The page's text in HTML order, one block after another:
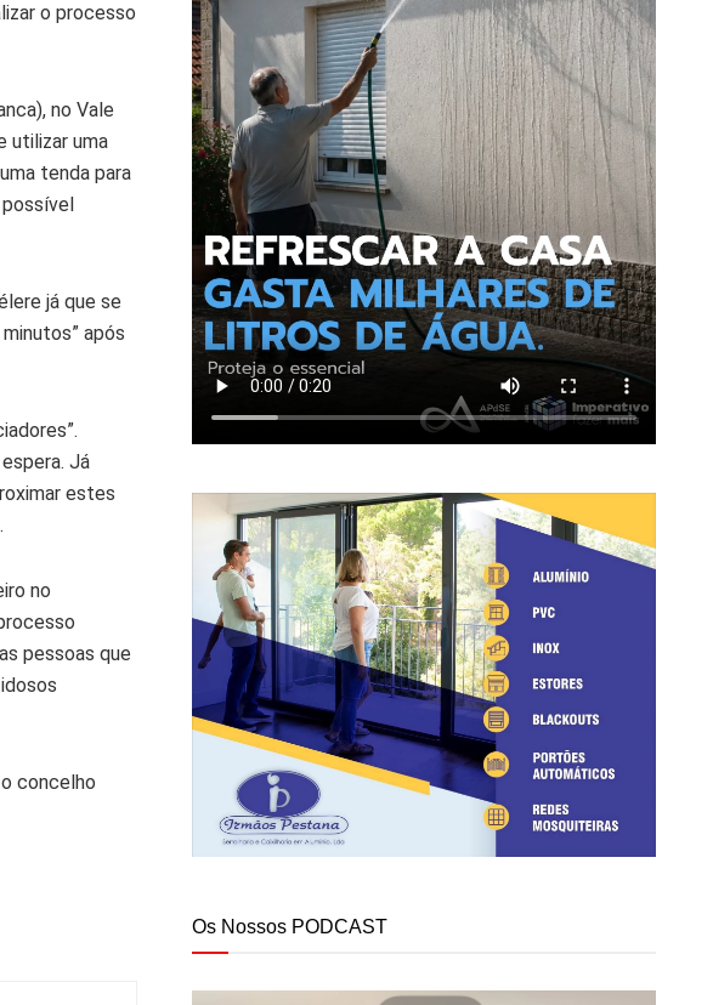
o processo
no Vale
utilizar uma
tenda para
possível
já que se
após
Já
estes
no
pessoas que
concelho
Os Nossos PODCAST